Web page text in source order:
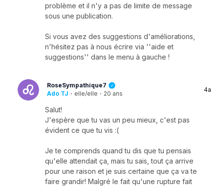
problème et il n'y a pas de limite de message
sous une publication.
Si vous avez des suggestions d'améliorations,
n'hésitez pas à nous écrire via ''aide et
suggestions'' dans le menu à gauche !
RoseSympathique7
Ado TJ · elle/elle · 20 ans
4a
Salut!
J'espère que tu vas un peu mieux, c'est pas
évident ce que tu vis :(
Je te comprends quand tu dis que tu pensais
qu'elle attendait ça, mais tu sais, tout ça arrive
pour une raison et je suis certaine que ça va te
faire grandir! Malgré le fait qu'une rupture fait